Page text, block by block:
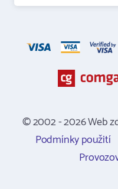
© 2002 - 2026 Web
Podmínky použití